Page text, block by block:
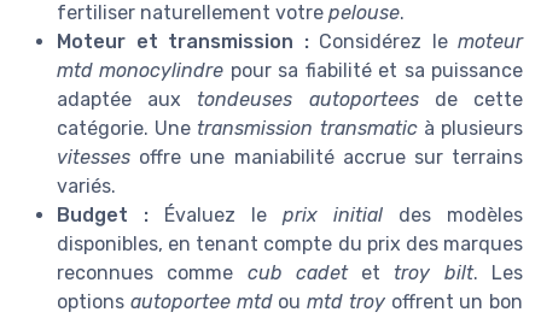
fertiliser naturellement votre pelouse.
Moteur et transmission : Considérez le moteur
mtd monocylindre pour sa fiabilité et sa puissance
adaptée aux tondeuses autoporteesde cette
catégorie. Une transmission transmaticà plusieurs
vitesses offre une maniabilité accrue sur terrains
variés.
Budget :
Évaluez le prix initial des modèles
disponibles, en tenant compte du prix des marques
reconnues comme cub cadetet troy bilt. Les
options autoportee mtdou mtd troyoffrent un bon